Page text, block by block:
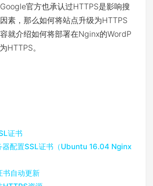
官方也承认过HTTPS是影响搜
素，那么如何将站点升级为HTTPS
就介绍如何将部署在Nginx的WordP
HTTPS。
证书
器配置SSL证书（Ubuntu 16.04 Nginx
书自动更新